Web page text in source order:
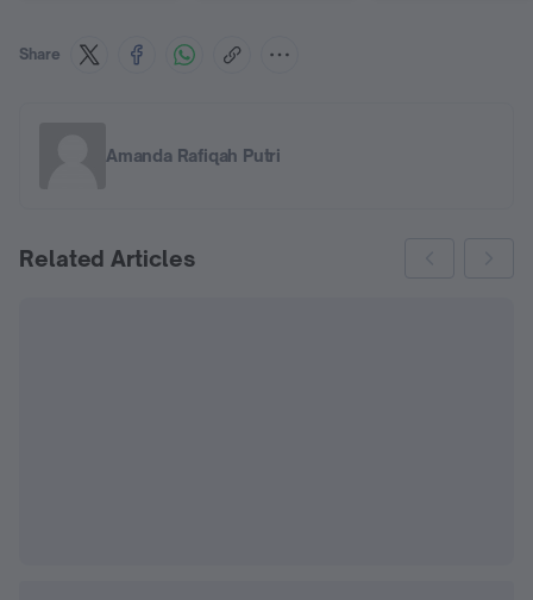
Share
Amanda Rafiqah Putri
Related Articles